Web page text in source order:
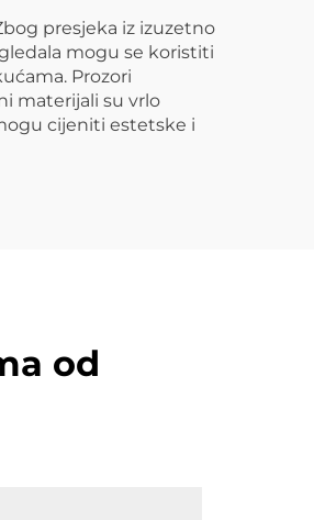
presjeka iz izuzetno
mogu se koristiti
Prozori
materijali su vrlo
cijeniti estetske i
od